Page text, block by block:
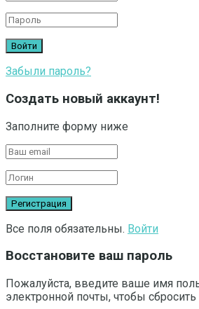
Забыли пароль?
Создать новый аккаунт!
Заполните форму ниже
Все поля обязательны. Войти
Восстановите ваш пароль
Пожалуйста, введите ваше имя
электронной почты, чтобы сбросить